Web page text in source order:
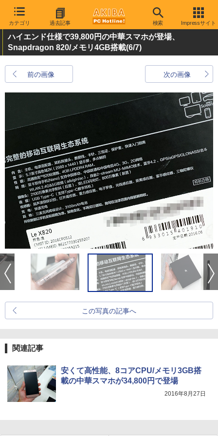
カテゴリ 過去記事 検索 Impressサイト
ハイエンド仕様で39,800円の中華スマホが登場、
Snapdragon 820/メモリ4GB搭載(6/7)
前の画像 次の画像
この写真の記事へ
関連記事
安くて高性能、8コアCPU/メモリ3GB搭
載の中華スマホが34,800円で登場
2016年8月27日